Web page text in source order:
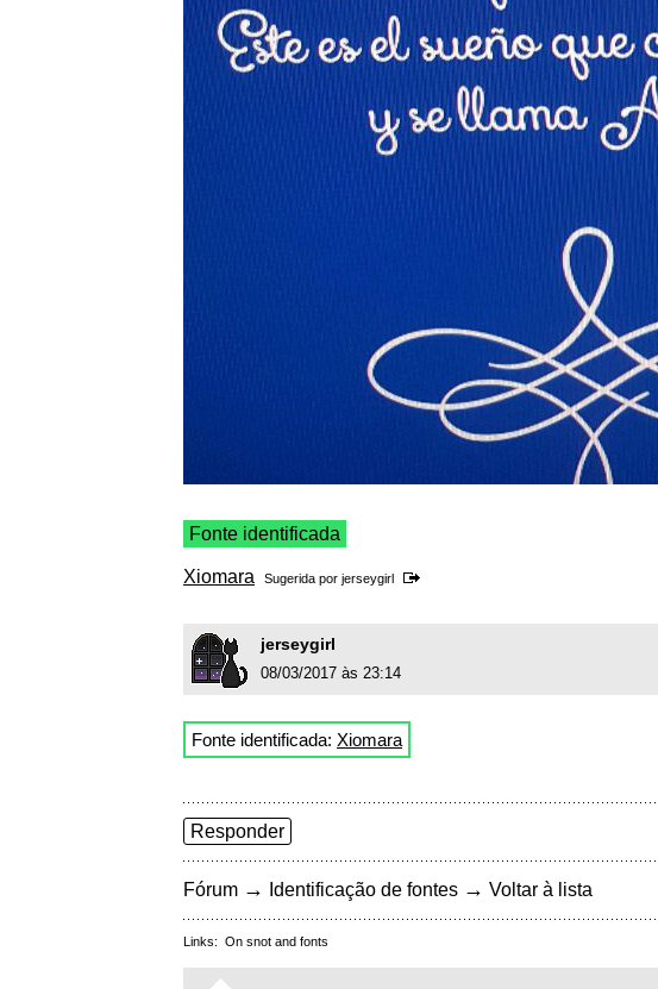
Fonte identificada
Xiomara Sugerida por jerseygirl
jerseygirl
08/03/2017 às 23:14
Fonte identificada: Xiomara
Responder
Fórum → Identificação de fontes → Voltar à lista
Links: On snot and fonts